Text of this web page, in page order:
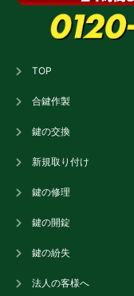
TOP
合鍵作製
鍵の交換
新規取り付け
鍵の修理
鍵の開錠
鍵の紛失
法人の客様へ